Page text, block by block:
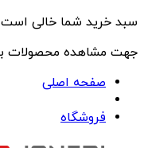
سبد خرید شما خالی
جهت مشاهده محصولات
صفحه اصلی
فروشگاه